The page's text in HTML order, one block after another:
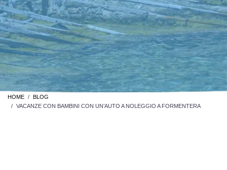
HOME
BLOG
VACANZE CON BAMBINI CON UN’AUTO A NOLEGGIO A FORMENTERA